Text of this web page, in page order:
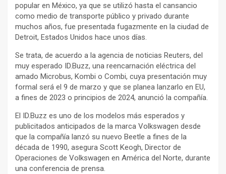
popular en México, ya que se utilizó hasta el cansancio
como medio de transporte público y privado durante
muchos años, fue presentada fugazmente en la ciudad de
Detroit, Estados Unidos hace unos días.
Se trata, de acuerdo a la agencia de noticias Reuters, del
muy esperado ID.Buzz, una reencarnación eléctrica del
amado Microbus, Kombi o Combi, cuya presentación muy
formal será el 9 de marzo y que se planea lanzarlo en EU,
a fines de 2023 o principios de 2024, anunció la compañía.
El ID.Buzz es uno de los modelos más esperados y
publicitados anticipados de la marca Volkswagen desde
que la compañía lanzó su nuevo Beetle a fines de la
década de 1990, asegura Scott Keogh, Director de
Operaciones de Volkswagen en América del Norte, durante
una conferencia de prensa.